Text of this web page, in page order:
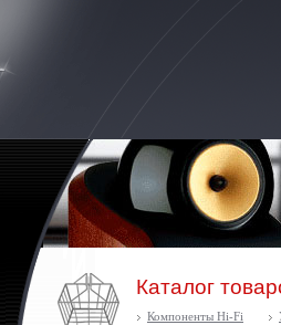
Каталог
Компоненты Hi-Fi